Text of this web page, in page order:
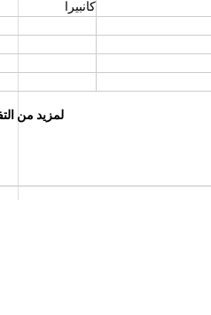
كانبيرا
لمزيد من